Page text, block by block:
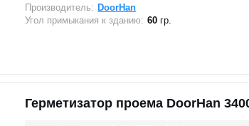
Производитель: DoorHan
Угол примыкания к зданию: 60 гр.
Герметизатор проема DoorHan